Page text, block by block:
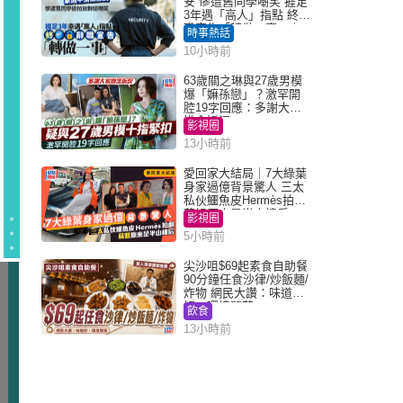
3年遇「高人」指點 終辭
職宣告「轉做一事」｜
Juicy叮
時事熱話
10小時前
63歲關之琳與27歲男模
爆「嫲孫戀」？激罕開
腔19字回應：多謝大家
掛念近況
影視圈
13小時前
愛回家大結局｜7大綠葉
身家過億背景驚人 三太
私伙鱷魚皮Hermès拍劇
蘇姐原來是半山樓后
影視圈
5小時前
尖沙咀$69起素食自助餐
90分鐘任食沙律/炒飯麵/
炸物 網民大讚：味道
好，環境闊落
飲食
13小時前